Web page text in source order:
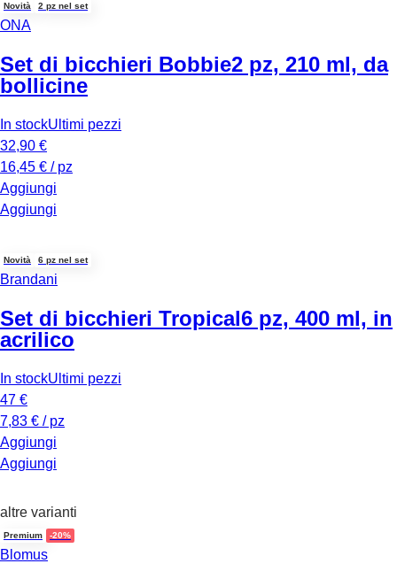
Novità 2 pz nel set
ONA
Set di bicchieri Bobbie2 pz, 210 ml, da
bollicine
In stockUltimi pezzi
32,90 €
16,45 € / pz
Aggiungi
Aggiungi
Novità 6 pz nel set
Brandani
Set di bicchieri Tropical6 pz, 400 ml, in
acrilico
In stockUltimi pezzi
47 €
7,83 € / pz
Aggiungi
Aggiungi
altre varianti
Premium -20%
Blomus